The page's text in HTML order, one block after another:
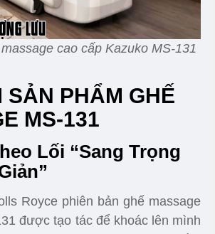
cao cấp Kazuko MS-131
PHẨM GHẾ
MS-131
Lối “Sang Trọng
Royce phiên bản ghế massage
được tạo tác để khoác lên mình